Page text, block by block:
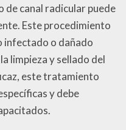
canal radicular puede
Este procedimiento
infectado o dañado
limpieza y sellado del
este tratamiento
y debe